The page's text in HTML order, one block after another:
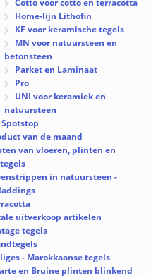
Cotto voor cotto en terracotta
Home-lijn Lithofin
KF voor keramische tegels
MN voor natuursteen en
betonsteen
Parket en Laminaat
Pro
UNI voor keramiek en
natuursteen
Spotstop
van de maand
van vloeren, plinten en
in natuursteen -
uitverkoop artikelen
tegels
- Marokkaanse tegels
en Bruine plinten blinkend